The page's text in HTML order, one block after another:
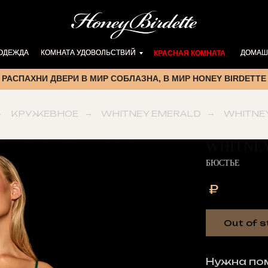
КОМНАТА УДОВОЛЬСТВИЙ
КОМНАТА УДОВОЛЬСТВИЙ КРАСНАЯ КОМНАТА
КРАСНАЯ КОМНАТА
РАСПАХНИ ДВЕРИ В МИР СОБЛАЗНА, В МИР HONEY BIRDETTE
КРУЖЕВНОЕ → WHITNEY EMERALD →
БЮСТЬЕ
₽
Out of
Нужна